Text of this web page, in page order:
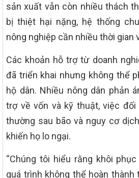
sản xuất vẫn còn nhiều thách
bị thiệt hại nặng, hệ thống
nông nghiệp cần nhiều thời gian
Các khoản hỗ trợ từ doanh
đã triển khai nhưng không thể
hộ dân. Nhiều nông dân phản
trợ về vốn và kỹ thuật, việc
thường sau bão và nguy cơ
khiến họ lo ngại.
“Chúng tôi hiểu rằng khôi
quá trình không thể hoàn thành